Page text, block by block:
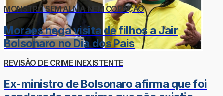
MONSTRO SEM ALMA NEM CORAÇÃO
Moraes nega visita de filhos a Jair
Bolsonaro no Dia dos Pais
REVISÃO DE CRIME INEXISTENTE
Ex-ministro de Bolsonaro afirma que foi